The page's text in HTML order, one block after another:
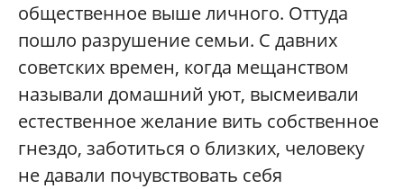
общественное выше личного. Оттуда
пошло разрушение семьи. С давних
советских времен, когда мещанством
называли домашний уют, высмеивали
естественное желание вить собственное
гнездо, заботиться о близких, человеку
не давали почувствовать себя